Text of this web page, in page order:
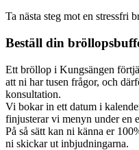
Ta nästa steg mot en stressfri
Beställ din
Ett bröllop i Kungsängen
att ni har tusen frågor, och
konsultation.
Vi bokar in ett datum i
finjusterar vi menyn under en
På så sätt kan ni känna er
ni skickar ut inbjudningarna.